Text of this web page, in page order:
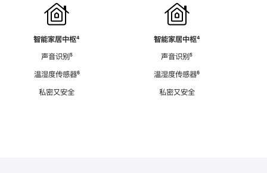
智能家居中枢脚
⁴
声音识别脚
⁵
温湿度传感器脚
⁶
私密又安全
智能家居中枢脚
⁴
声音识别脚
⁵
温湿度传感器脚
⁶
私密又安全